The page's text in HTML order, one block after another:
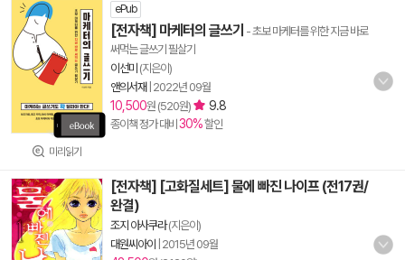
미리읽기
ePub
[전자책] 마케터의 글쓰기 - 초보 마케터를 위한 지금 바로
써먹는 글쓰기 필살기
이선미 (지은이)
앤의서재 2022년 09월
10,500원 (520원) 9.8
종이책 정가 대비 30%할인
[전자책] [고화질세트] 물에 빠진 나이프 (전17권/
완결)
조지 아사쿠라(지은이)
대원씨아이
2015년 09월